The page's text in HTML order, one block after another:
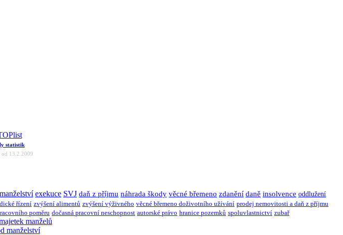
statistik
od 13.2.2009
exekuce SVJ daň z příjmu náhrada škody věcné břemeno zdanění daně insolvence oddlužení
řízení zvýšení alimentů zvýšení výživného věcné břemeno doživotního užívání prodej nemovitosti a daň z příjmu
poměru dočasná pracovní neschopnost autorské právo hranice pozemků spoluvlastnictví zubař